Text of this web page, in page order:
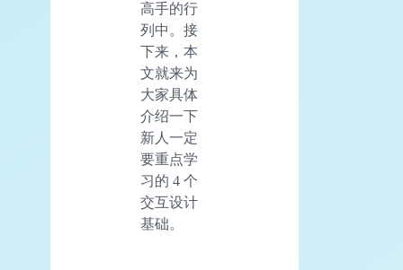
高手的行
列中。接
下来，本
文就来为
大家具体
介绍一下
新人一定
要重点学
习的 4 个
交互设计
基础。